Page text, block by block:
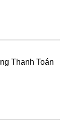
Thanh Toán